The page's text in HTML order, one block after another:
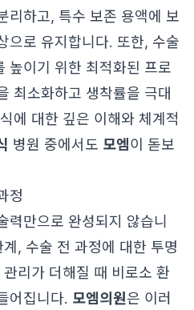
리하고, 특수 보존 용액에 보
으로 유지합니다. 또한, 수술
높이기 위한 최적화된 프로
최소화하고 생착률을 극대
에 대한 깊은 이해와 체계적
병원 중에서도 모엠이 돋보
정
력만으로 완성되지 않습니
, 수술 전 과정에 대한 투명
리가 더해질 때 비로소 환
어집니다. 모엠의원은 이러